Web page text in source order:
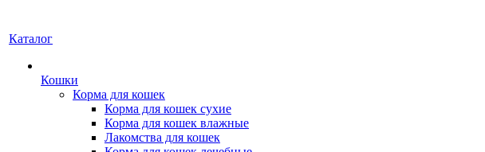
Каталог
Кошки
Корма для кошек
Корма для кошек сухие
Корма для кошек влажные
Лакомства для кошек